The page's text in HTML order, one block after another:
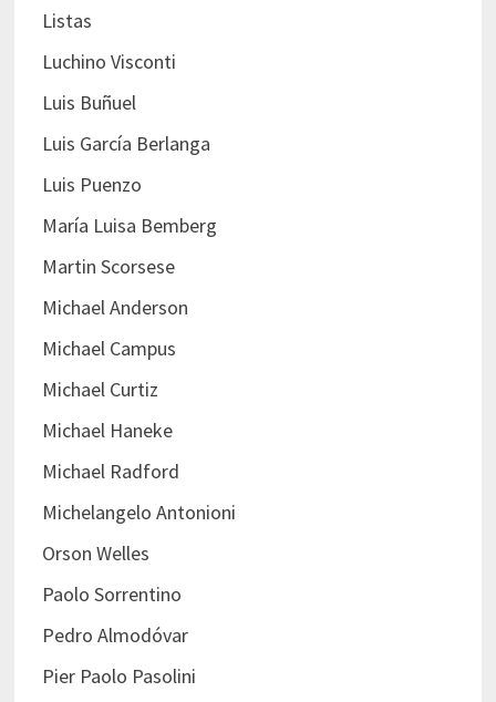
Listas
Luchino Visconti
Luis Buñuel
Luis García Berlanga
Luis Puenzo
María Luisa Bemberg
Martin Scorsese
Michael Anderson
Michael Campus
Michael Curtiz
Michael Haneke
Michael Radford
Michelangelo Antonioni
Orson Welles
Paolo Sorrentino
Pedro Almodóvar
Pier Paolo Pasolini